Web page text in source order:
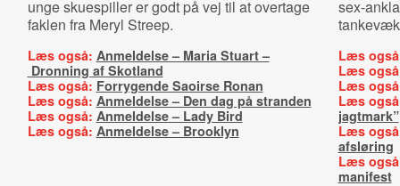
unge skuespiller er godt på vej til at overtage
faklen fra Meryl Streep.
Læs også: Anmeldelse – Maria Stuart –
Dronning af Skotland
Læs også: Forrygende Saoirse Ronan
Læs også: Anmeldelse – Den dag på stranden
Læs også: Anmeldelse – Lady Bird
Læs også: Anmeldelse – Brooklyn
sex-
Læs
Læs
Læs
Læs
jagtmark”
Læs
afsløring
Læs
manifest